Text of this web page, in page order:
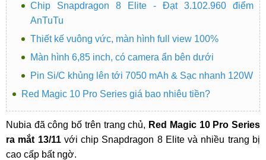
Chip Snapdragon 8 Elite - Đạt 3.102.960 điểm
AnTuTu
Thiết kế vuông vức, màn hình full view 100%
Màn hình 6,85 inch, có camera ẩn bên dưới
Pin Si/C khủng lên tới 7050 mAh & Sạc nhanh 120W
Red Magic 10 Pro Series giá bao nhiêu tiền?
Nubia đã công bố trên trang chủ, Red Magic 10 Pro Series
ra mắt 13/11với chip Snapdragon 8 Elite và nhiều trang bị
cao cấp bất ngờ.